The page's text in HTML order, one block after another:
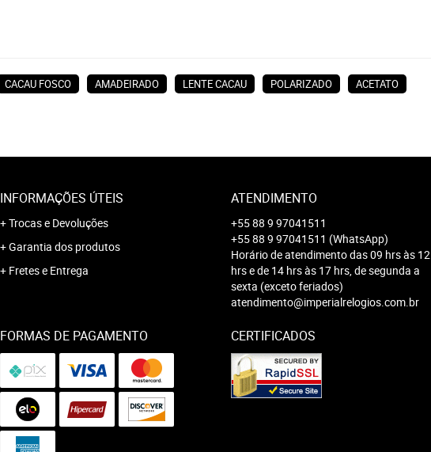
CACAU FOSCO AMADEIRADO LENTE CACAU POLARIZADO ACETATO
INFORMAÇÕES ÚTEIS
Trocas e Devoluções
Garantia dos produtos
Fretes e Entrega
ATENDIMENTO
+55 88 9 97041511
+55 88 9 97041511 (WhatsApp)
Horário de atendimento das 09 hrs às 12
hrs e de 14 hrs às 17 hrs, de segunda a
sexta (exceto feriados)
atendimento@imperialrelogios.com.br
FORMAS DE PAGAMENTO CERTIFICADOS